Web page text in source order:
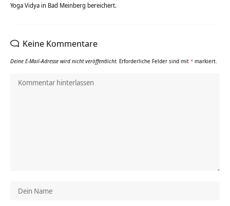
Yoga Vidya in Bad Meinberg bereichert.
Keine Kommentare
Deine E-Mail-Adresse wird nicht veröffentlicht. Erforderliche Felder sind mit * markiert.